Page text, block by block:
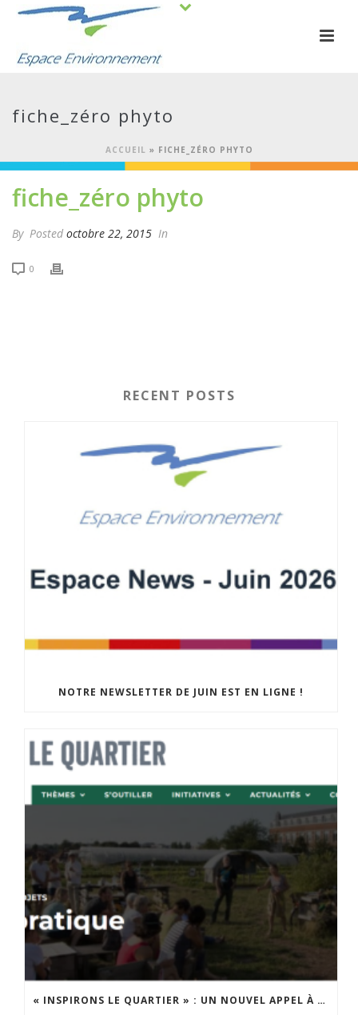
fiche_zéro phyto
ACCUEIL » FICHE_ZÉRO PHYTO
fiche_zéro phyto
By Posted octobre 22, 2015 In
0
RECENT POSTS
NOTRE NEWSLETTER DE JUIN EST EN LIGNE !
« INSPIRONS LE QUARTIER » : UN NOUVEL APPEL À PROJETS EST LANCÉ !